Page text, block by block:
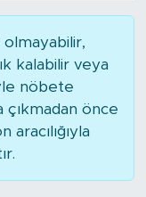
olmayabilir,
kalabilir veya
nöbete
önce